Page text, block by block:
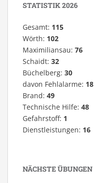
STATISTIK 2026
Gesamt: 115
Wörth: 102
Maximiliansau: 76
Schaidt: 32
Büchelberg: 30
davon Fehlalarme: 18
Brand: 49
Technische Hilfe: 48
Gefahrstoff: 1
Dienstleistungen: 16
NÄCHSTE ÜBUNGEN